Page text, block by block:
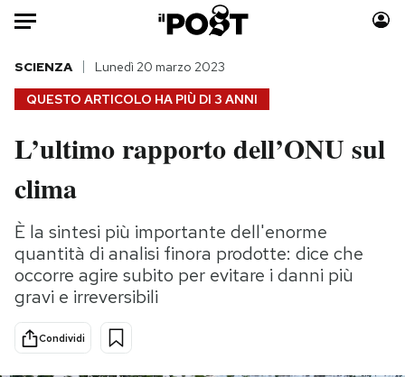
Auto
HOME
Italia
Politica
Tecnologia
Internet
Scienza
Cultura
Economia
Moda
Storie/Idee
Ok Boomer!
Media
QUESTO ARTICOLO HA PIÙ DI 3 ANNI
SCIENZA Lunedì 20 marzo 2023
L’ultimo rapporto dell’ONU sul
clima
È la sintesi più importante dell'enorme
quantità di analisi finora prodotte: dice che
occorre agire subito per evitare i danni più
gravi e irreversibili
Condividi